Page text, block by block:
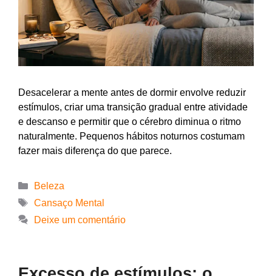
Desacelerar a mente antes de dormir envolve reduzir
estímulos, criar uma transição gradual entre atividade
e descanso e permitir que o cérebro diminua o ritmo
naturalmente. Pequenos hábitos noturnos costumam
fazer mais diferença do que parece.
Beleza
Cansaço Mental
Deixe um comentário